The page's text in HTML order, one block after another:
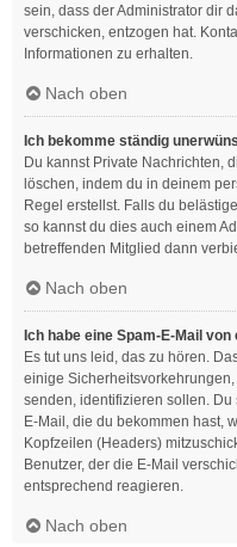
sein, dass der Administrator dir
verschicken, entzogen hat.
Informationen zu erhalten.
Nach oben
Ich bekomme ständig
Du kannst Private Nachrichten,
löschen, indem du in deinem
Regel erstellst. Falls du
so kannst du dies auch einem
betreffenden Mitglied dann
Nach oben
Ich habe eine Spam-E-Mail
Es tut uns leid, das zu hören.
einige
senden, identifizieren sollen.
E-Mail, die du bekommen hast,
Kopfzeilen (Headers)
Benutzer, der die E-Mail
entsprechend reagieren.
Nach oben